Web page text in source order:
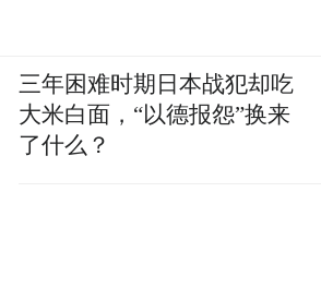
三年困难时期日本战犯却吃
大米白面，“以德报怨”换来
了什么？